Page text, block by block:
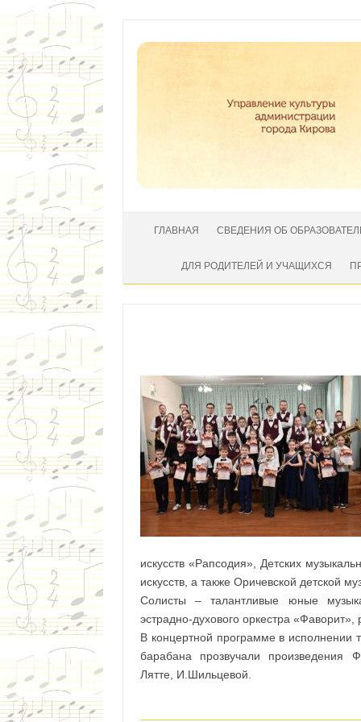
ГЛАВНАЯ СВЕДЕНИЯ ОБ
ДЛЯ РОДИТЕЛЕЙ И УЧАЩИХСЯ
искусств «Рапсодия», Детских
искусств, а также Оричевской детской
Солисты – талантливые юные
эстрадно-духового оркестра «Фаворит»,
В концертной программе в
барабана прозвучали произведения
Лятте, И.Шильцевой.